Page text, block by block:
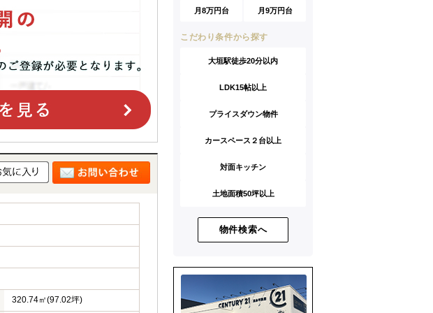
320.74㎡(97.02坪)
月8万円台 月9万円台
こだわり条件から探す
大垣駅徒歩20分以内
LDK15帖以上
プライスダウン物件
カースペース２台以上
対面キッチン
土地面積50坪以上
物件検索へ